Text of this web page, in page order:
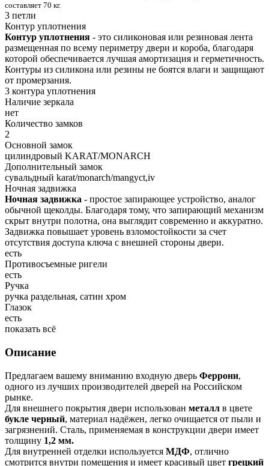
составляет 70 кг.
3 петли
Контур уплотнения
Контур уплотнения - это силиконовая или резиновая лента
размещенная по всему периметру двери и короба, благодаря
которой обеспечивается лучшая амортизация и герметичность.
Контуры из силикона или резины не боятся влаги и защищают
от промерзания.
3 контура уплотнения
Наличие зеркала
нет
Количество замков
2
Основной замок
цилиндровый KARAT/MONARCH
Дополнительный замок
сувальдный karat/monarch/mangyct,iv
Ночная задвижка
Ночная задвижка - простое запирающее устройство, аналог
обычной щеколды. Благодаря тому, что запирающий механизм
скрыт внутри полотна, она выглядит современно и аккуратно.
Задвижка повышает уровень взломостойкости за счет
отсутствия доступа ключа с внешней стороны двери.
есть
Противосъемные ригели
есть
Ручка
ручка раздельная, сатин хром
Глазок
есть
показать всё
Описание
Предлагаем вашему вниманию входную дверь Феррони,
одного из лучших производителей дверей на Российском
рынке.
Для внешнего покрытия двери использован металл в цвете
букле черный, материал надёжен, легко очищается от пыли и
загрязнений. Сталь, применяемая в конструкции двери имеет
толщину 1,2 мм.
Для внутренней отделки используется МДФ, отлично
смотрится внутри помещения и имеет красивый цвет грецкий